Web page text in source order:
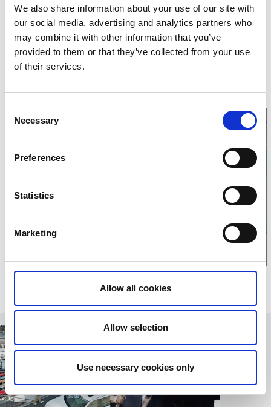
We also share information about your use of our site with
our social media, advertising and analytics partners who
may combine it with other information that you’ve
provided to them or that they’ve collected from your use
of their services.
Selection
Necessary
Preferences
Statistics
Marketing
Allow all cookies
Allow selection
Use necessary cookies only
Kontaktinformation
Innovatum Science Center
Åkerssjövägen 16
46153 Trollhättan
Telefon: +46520289400
Relaterade sidor